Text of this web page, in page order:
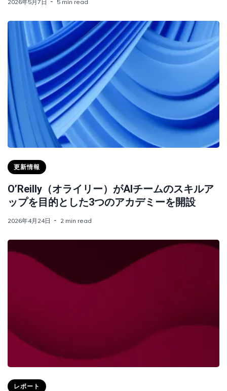
2026年5月7日 5 min read
更新情報
O’Reilly（オライリー）がAIチームのスキルア
ップを目的とした3つのアカデミーを開設
2026年4月24日 2 min read
レポート